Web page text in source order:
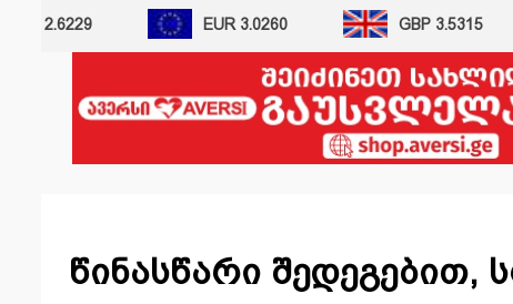
2.6229 EUR 3.0260 GBP 3.5315
წინასწარი შედეგებით,